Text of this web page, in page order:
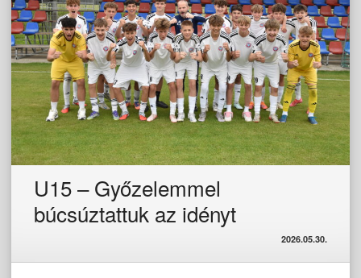
U15 – Győzelemmel
búcsúztattuk az idényt
2026.05.30.